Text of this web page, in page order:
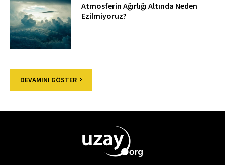
Atmosferin Ağırlığı Altında Neden
Ezilmiyoruz?
DEVAMINI GÖSTER